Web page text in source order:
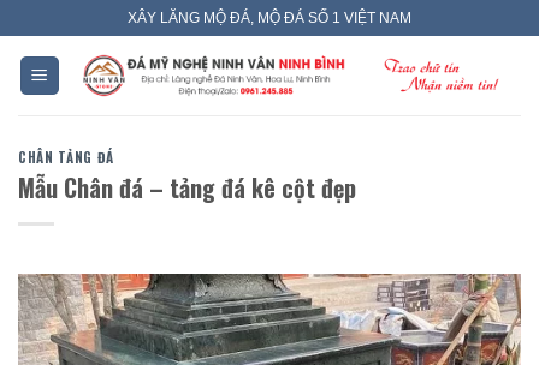
content
XÂY LĂNG MỘ ĐÁ, MỘ ĐÁ SỐ 1 VIỆT NAM
CHÂN TẢNG ĐÁ
Mẫu Chân đá – tảng đá kê cột đẹp